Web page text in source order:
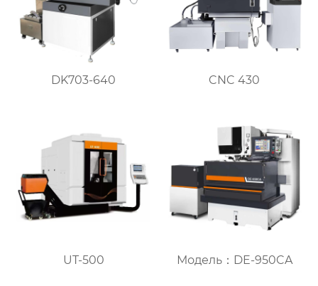
DK703-640 CNC 430
UT-500 Модель：DE-950CA